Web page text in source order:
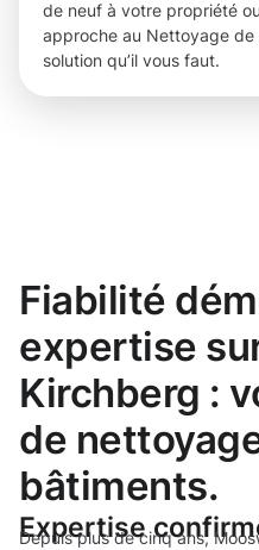
de neuf à votre propriété
approche au Nettoyage
solution qu’il vous faut.
Fiabilité
expertise
Kirchberg :
de
bâtiments.
Expertise
Depuis plus de cinq ans,